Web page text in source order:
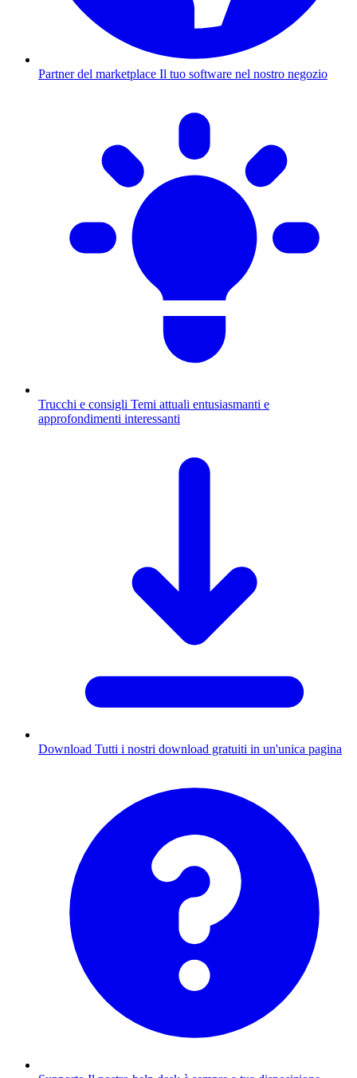
Partner del marketplace Il tuo software nel nostro negozio
Trucchi e consigli Temi attuali entusiasmanti e
approfondimenti interessanti
Download Tutti i nostri download gratuiti in un'unica pagina